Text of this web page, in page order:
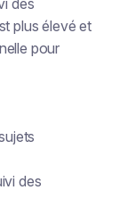
des
plus élevé et
pour
des